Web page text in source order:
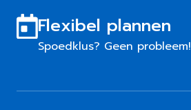
Flexibel plannen
Spoedklus? Geen probleem!